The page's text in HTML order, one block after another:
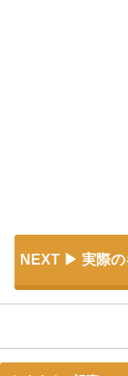
NEXT 実際